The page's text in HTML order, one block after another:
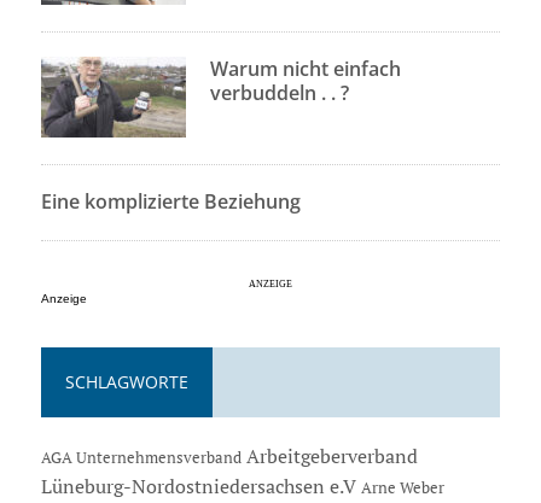
Warum nicht einfach
verbuddeln . . ?
Eine komplizierte Beziehung
Anzeige
SCHLAGWORTE
AGA Unternehmensverband Arbeitgeberverband
Lüneburg-Nordostniedersachsen e.V Arne Weber